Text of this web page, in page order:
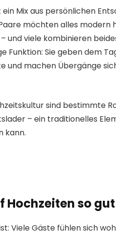
Mix aus persönlichen
möchten alles modern
und viele kombinieren
Funktion: Sie geben dem
und machen Übergänge
sind bestimmte
– ein traditionelles
kann.
so
Viele Gäste fühlen sich